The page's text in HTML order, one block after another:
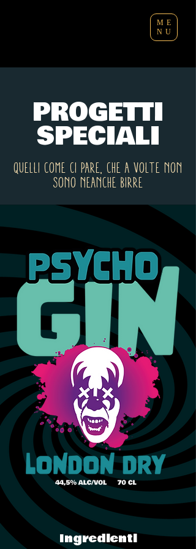
ME
NU
PROGETTI
SPECIALI
QUELLI COME CI PARE, CHE A VOLTE NON
SONO NEANCHE BIRRE
Ingredienti